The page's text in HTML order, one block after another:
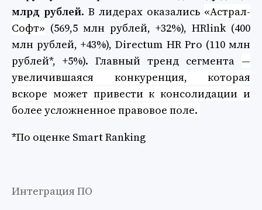
млрд рублей. В лидерах оказались «Астрал-
Софт» (569,5 млн рублей, +32%), HRlink (400
млн рублей, +43%), Directum HR Pro (110 млн
рублей*, +5%). Главный тренд сегмента —
увеличившаяся конкуренция, которая
вскоре может привести к консолидации и
более усложненное правовое поле.
*По оценке Smart Ranking
Интеграция ПО